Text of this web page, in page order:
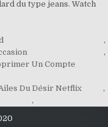
du type jeans. Watch
,
,
Un Compte
Du Désir Netflix
,
,